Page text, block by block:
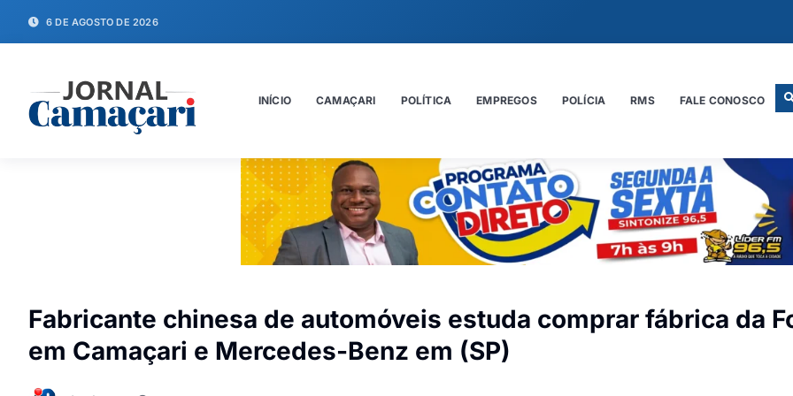
6 DE AGOSTO DE 2026
INÍCIO CAMAÇARI POLÍTICA EMPREGOS POLÍCIA RMS FALE CONOSCO
Fabricante chinesa de automóveis estuda comprar fábrica da
em Camaçari e Mercedes-Benz em (SP)